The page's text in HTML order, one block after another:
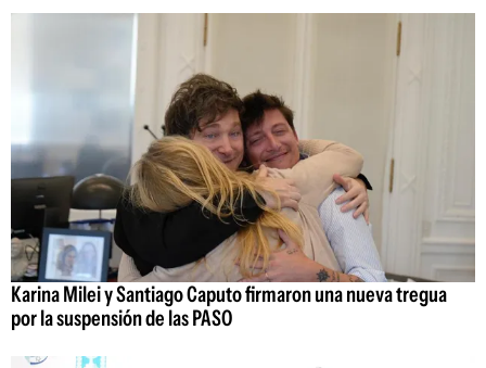
Karina Milei y Santiago Caputo firmaron una nueva tregua
por la suspensión de las PASO